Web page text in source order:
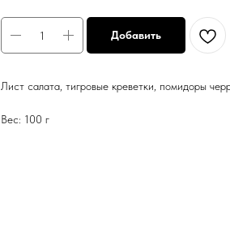
Добавить
Лист салата, тигровые креветки, помидоры
Вес: 100 г